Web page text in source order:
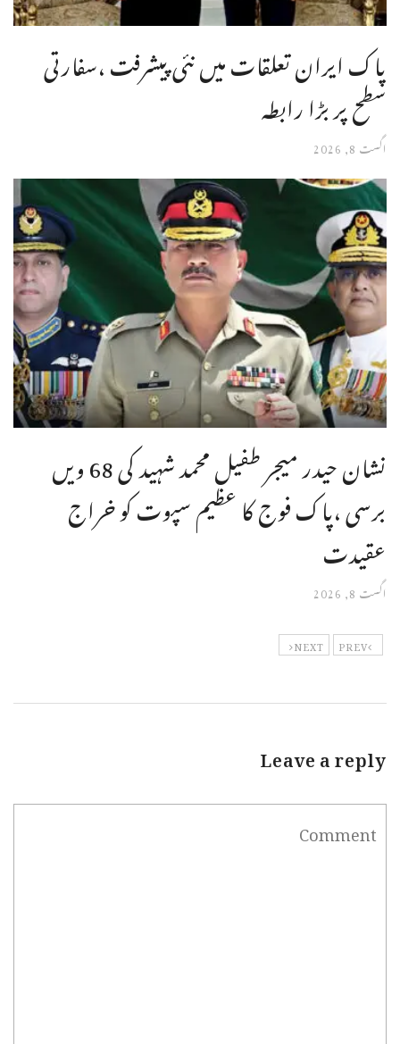
پاک ایران تعلقات میں نئی پیشرفت ،سفارتی
سطح پر بڑا رابطہ
اگست 8, 2026
نشان حیدر میجر طفیل محمد شہید کی 68 ویں
برسی ،پاک فوج کا عظیم سپوت کو خراج
عقیدت
اگست 8, 2026
PREV
NEXT
Leave a reply